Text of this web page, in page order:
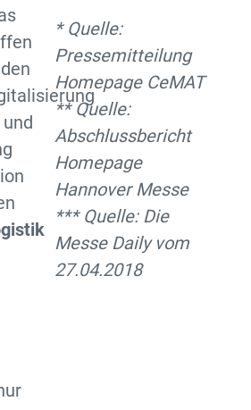
* Quelle:
Pressemitteilung
Homepage CeMAT
** Quelle:
Abschlussbericht
Homepage
Hannover Messe
*** Quelle: Die
Messe Daily vom
27.04.2018